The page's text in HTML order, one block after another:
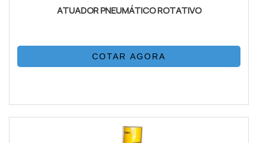
ATUADOR PNEUMÁTICO ROTATIVO
COTAR AGORA